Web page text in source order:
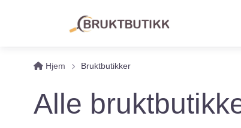
Hjem Bruktbutikker
Alle